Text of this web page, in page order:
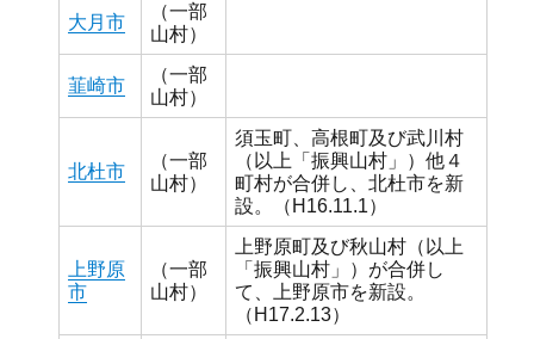
大月市
（一部
山村）
韮崎市
（一部
山村）
北杜市
（一部
山村）
須玉町、高根町及び武川村
（以上「振興山村」）他４
町村が合併し、北杜市を新
設。（H16.11.1）
上野原
市
（一部
山村）
上野原町及び秋山村（以上
「振興山村」）が合併し
て、上野原市を新設。
（H17.2.13）